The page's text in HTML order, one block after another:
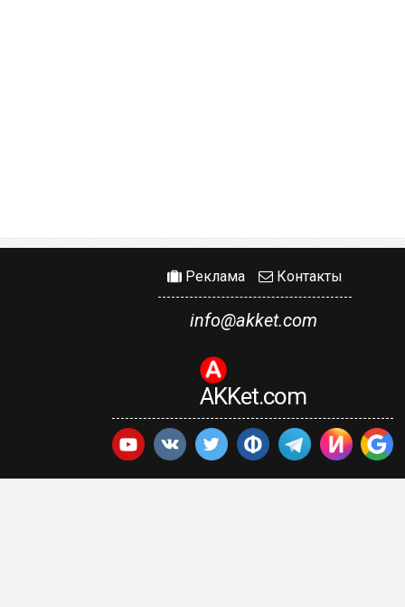
Реклама Контакты
info@akket.com
AKKet.com